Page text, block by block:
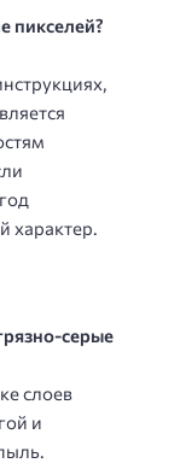
пикселей?
характер.
серые
слоев
и